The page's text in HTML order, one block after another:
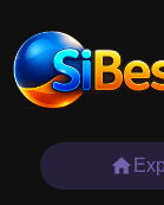
home